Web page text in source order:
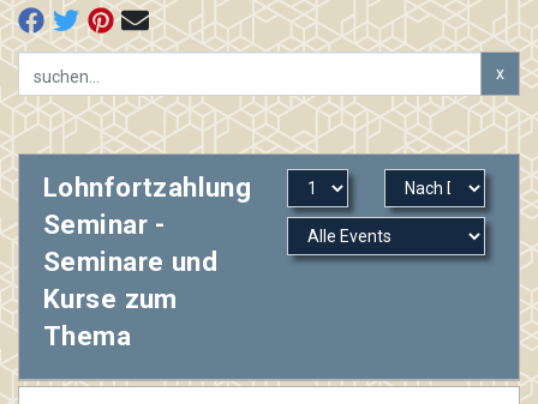
x
Lohnfortzahlung
Seminar -
Seminare und
Kurse zum
Thema